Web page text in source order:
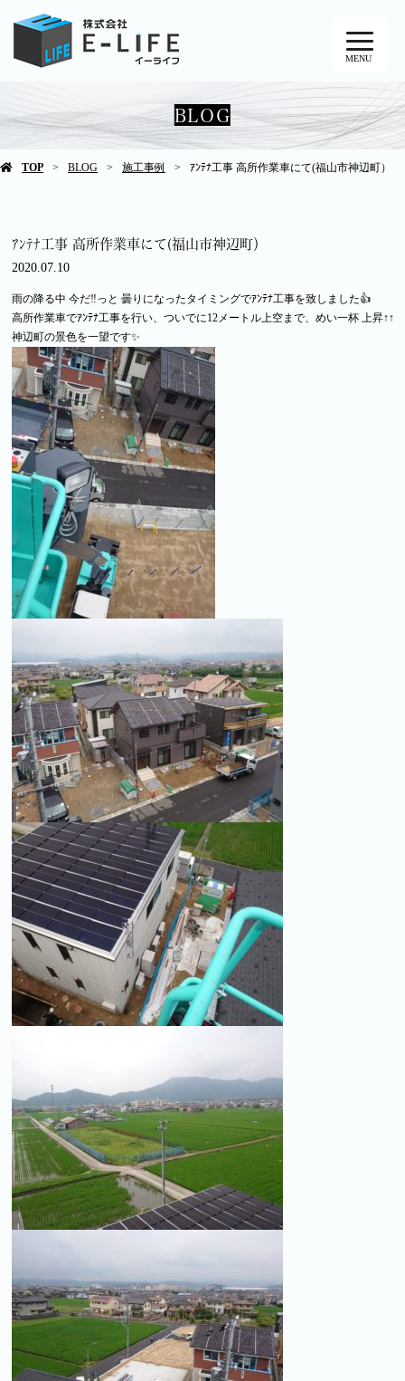
MENU
BLOG
TOP BLOG 施工事例 ｱﾝﾃﾅ工事 高所作業車にて(福山市神辺町）
ｱﾝﾃﾅ工事 高所作業車にて(福山市神辺町）
2020.07.10
雨の降る中 今だ‼️っと 曇りになったタイミングでｱﾝﾃﾅ工事を致しました👍️
高所作業車でｱﾝﾃﾅ工事を行い、ついでに12メートル上空まで、めい一杯 上昇↑↑
神辺町の景色を一望です✨